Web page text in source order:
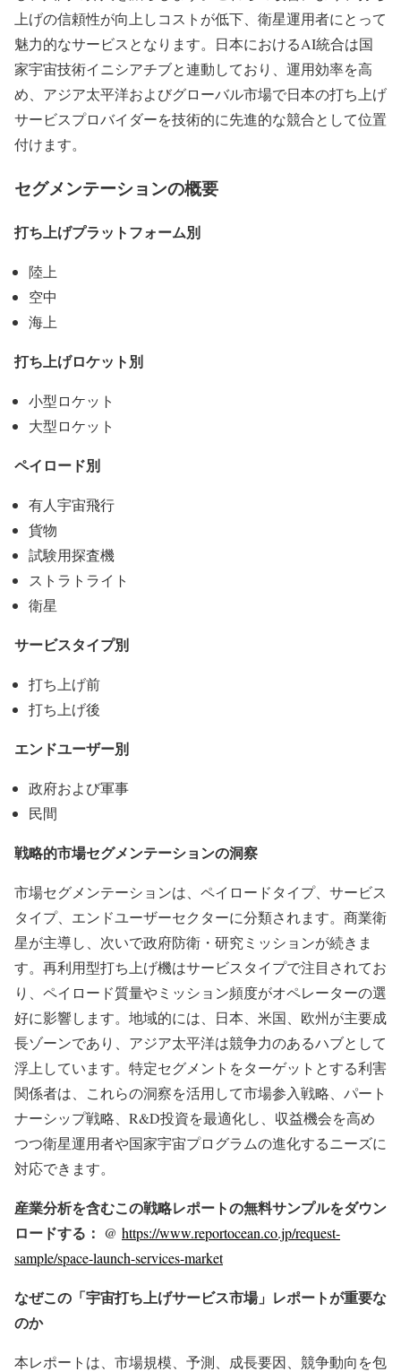
上げの信頼性が向上しコストが低下、衛星運用者にとって
魅力的なサービスとなります。日本におけるAI統合は国
家宇宙技術イニシアチブと連動しており、運用効率を高
め、アジア太平洋およびグローバル市場で日本の打ち上げ
サービスプロバイダーを技術的に先進的な競合として位置
付けます。
セグメンテーションの概要
打ち上げプラットフォーム別
陸上
空中
海上
打ち上げロケット別
小型ロケット
大型ロケット
ペイロード別
有人宇宙飛行
貨物
試験用探査機
ストラトライト
衛星
サービスタイプ別
打ち上げ前
打ち上げ後
エンドユーザー別
政府および軍事
民間
戦略的市場セグメンテーションの洞察
市場セグメンテーションは、ペイロードタイプ、サービス
タイプ、エンドユーザーセクターに分類されます。商業衛
星が主導し、次いで政府防衛・研究ミッションが続きま
す。再利用型打ち上げ機はサービスタイプで注目されてお
り、ペイロード質量やミッション頻度がオペレーターの選
好に影響します。地域的には、日本、米国、欧州が主要成
長ゾーンであり、アジア太平洋は競争力のあるハブとして
浮上しています。特定セグメントをターゲットとする利害
関係者は、これらの洞察を活用して市場参入戦略、パート
ナーシップ戦略、R&D投資を最適化し、収益機会を高め
つつ衛星運用者や国家宇宙プログラムの進化するニーズに
対応できます。
産業分析を含むこの戦略レポートの無料サンプルをダウン
ロードする： @ https://www.reportocean.co.jp/request-
sample/space-launch-services-market
なぜこの「宇宙打ち上げサービス市場」レポートが重要な
のか
本レポートは、市場規模、予測、成長要因、競争動向を包